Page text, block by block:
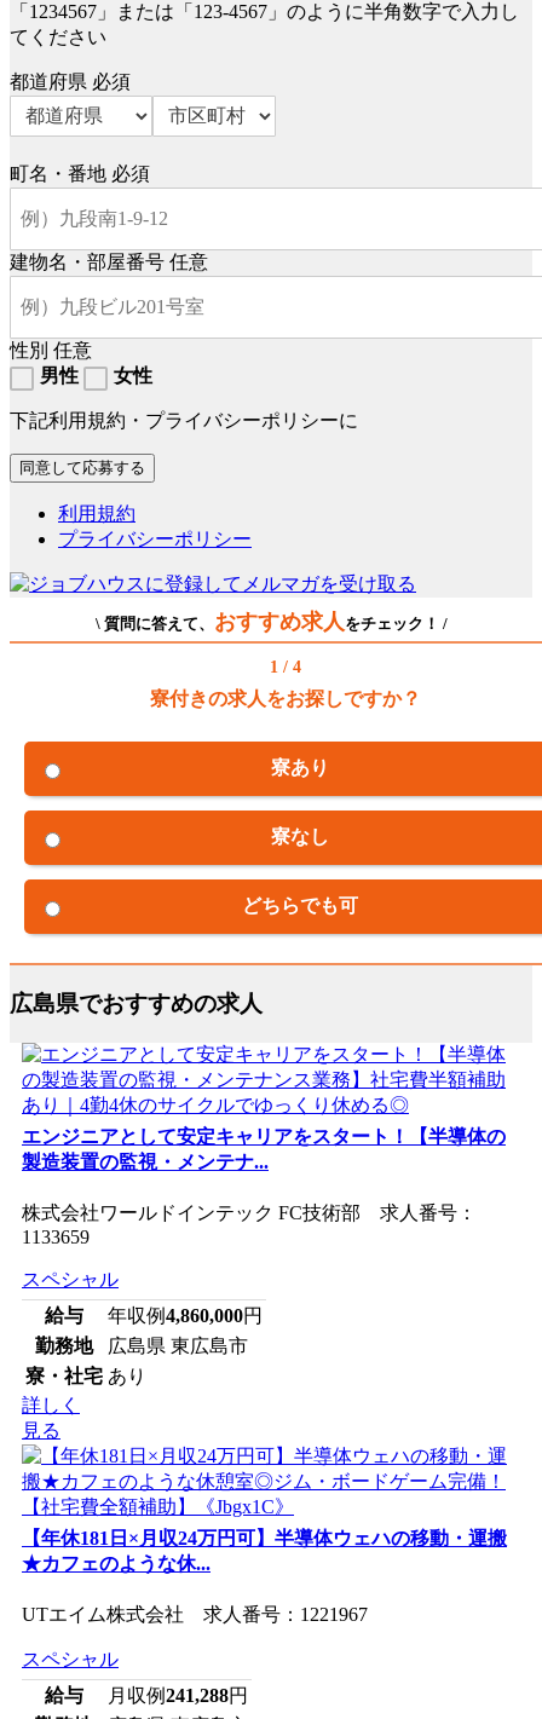
「1234567」または「123-4567」のように半角数字で入力し
てください
都道府県 必須
町名・番地 必須
建物名・部屋番号 任意
性別 任意
男性
女性
下記利用規約・プライバシーポリシーに
利用規約
プライバシーポリシー
\ 質問に答えて、 おすすめ求人をチェック！ /
1 / 4
寮付きの求人をお探しですか？
寮あり
寮なし
どちらでも可
広島県でおすすめの求人
エンジニアとして安定キャリアをスタート！【半導体の
製造装置の監視・メンテナ...
株式会社ワールドインテック FC技術部 求人番号：
1133659
スペシャル
給与
年収例4,860,000円
勤務地
広島県 東広島市
寮・社宅 あり
詳しく
見る
【年休181日×月収24万円可】半導体ウェハの移動・運搬
★カフェのような休...
UTエイム株式会社 求人番号：1221967
スペシャル
給与
月収例241,288円